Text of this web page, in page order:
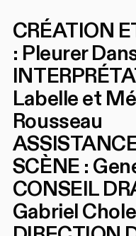
CRÉATION
: Pleurer
Labelle et
Rousseau
SCÈNE :
CONSEIL
Gabriel